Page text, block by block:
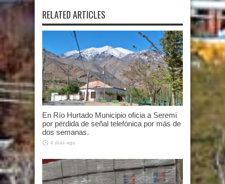
RELATED ARTICLES
En Río Hurtado Municipio oficia a Seremi
por pérdida de señal telefónica por más de
dos semanas.
4 días ago